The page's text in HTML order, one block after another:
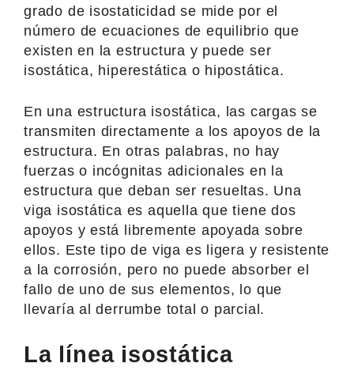
grado de isostaticidad se mide por el
número de ecuaciones de equilibrio que
existen en la estructura y puede ser
isostática, hiperestática o hipostática.
En una estructura isostática, las cargas se
transmiten directamente a los apoyos de la
estructura. En otras palabras, no hay
fuerzas o incógnitas adicionales en la
estructura que deban ser resueltas. Una
viga isostática es aquella que tiene dos
apoyos y está libremente apoyada sobre
ellos. Este tipo de viga es ligera y resistente
a la corrosión, pero no puede absorber el
fallo de uno de sus elementos, lo que
llevaría al derrumbe total o parcial.
La línea isostática